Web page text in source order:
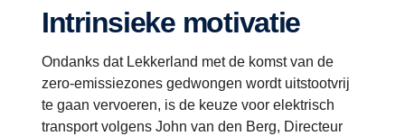
Intrinsieke motivatie
Ondanks dat Lekkerland met de komst van de
zero-emissiezones gedwongen wordt uitstootvrij
te gaan vervoeren, is de keuze voor elektrisch
transport volgens John van den Berg, Directeur